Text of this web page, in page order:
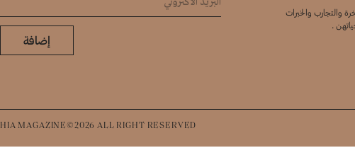
إضافة
والتجارب والخبرات
.
HIA MAGAZINE©2026 ALL RIGHT RESERVED